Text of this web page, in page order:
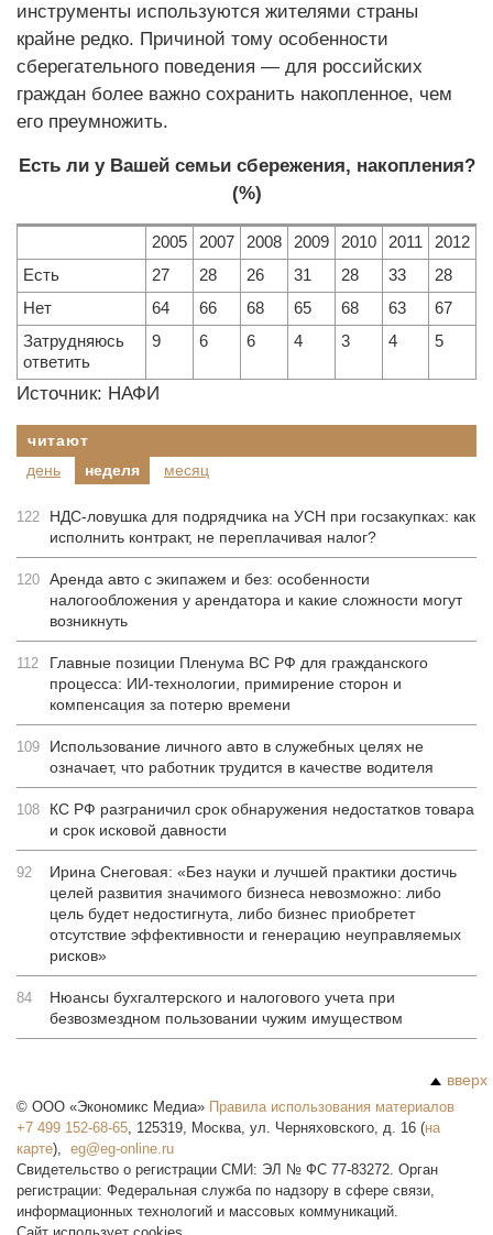
инструменты используются жителями страны
крайне редко. Причиной тому особенности
сберегательного поведения — для российских
граждан более важно сохранить накопленное, чем
его преумножить.
Есть ли у Вашей семьи сбережения, накопления?
(%)
2005 2007 2008 2009 2010 2011
2012
Есть
27 28 26 31 28 33
28
Нет
64 66 68 65 68 63
67
Затрудняюсь
ответить
9 6 6 4 3 4 5
Источник: НАФИ
читают
день
неделя месяц
122
НДС-ловушка для подрядчика на УСН при госзакупках: как
исполнить контракт, не переплачивая налог?
120 Аренда авто с экипажем и без: особенности
налогообложения у арендатора и какие сложности могут
возникнуть
112
Главные позиции Пленума ВС РФ для гражданского
процесса: ИИ-технологии, примирение сторон и
компенсация за потерю времени
109
Использование личного авто в служебных целях не
означает, что работник трудится в качестве водителя
108
КС РФ разграничил срок обнаружения недостатков товара
и срок исковой давности
92
Ирина Снеговая: «Без науки и лучшей практики достичь
целей развития значимого бизнеса невозможно: либо
цель будет недостигнута, либо бизнес приобретет
отсутствие эффективности и генерацию неуправляемых
рисков»
84
Нюансы бухгалтерского и налогового учета при
безвозмездном пользовании чужим имуществом
вверх
© ООО «Экономикс Медиа» Правила использования материалов
+7 499 152-68-65, 125319, Москва, ул. Черняховского, д. 16 (на
карте),
Свидетельство о регистрации СМИ: ЭЛ № ФС 77-83272. Орган
регистрации: Федеральная служба по надзору в сфере связи,
информационных технологий и массовых коммуникаций.